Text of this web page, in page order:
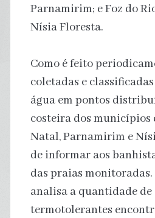
Parnamirim; e Foz do
Nísia Floresta.
Como é feito
coletadas e
água em pontos
costeira dos municípios
Natal, Parnamirim e
de informar aos
das praias monitoradas.
analisa a quantidade
termotolerantes